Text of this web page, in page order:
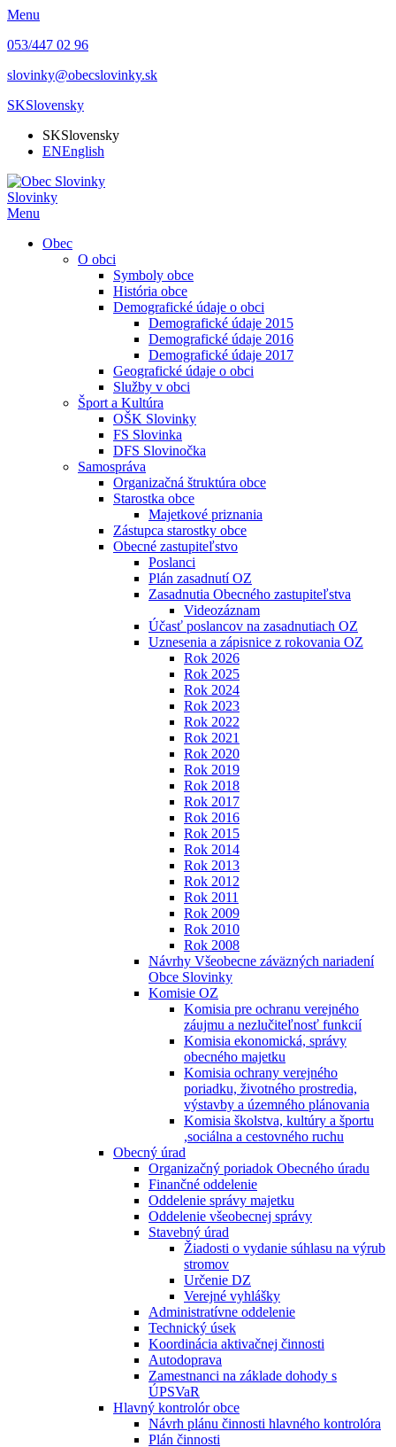
Menu
053/447 02 96
slovinky@obecslovinky.sk
SKSlovensky
SKSlovensky
ENEnglish
Slovinky
Menu
Obec
O obci
Symboly obce
História obce
Demografické údaje o obci
Demografické údaje 2015
Demografické údaje 2016
Demografické údaje 2017
Geografické údaje o obci
Služby v obci
Šport a Kultúra
OŠK Slovinky
FS Slovinka
DFS Slovinočka
Samospráva
Organizačná štruktúra obce
Starostka obce
Majetkové priznania
Zástupca starostky obce
Obecné zastupiteľstvo
Poslanci
Plán zasadnutí OZ
Zasadnutia Obecného zastupiteľstva
Videozáznam
Účasť poslancov na zasadnutiach OZ
Uznesenia a zápisnice z rokovania OZ
Rok 2026
Rok 2025
Rok 2024
Rok 2023
Rok 2022
Rok 2021
Rok 2020
Rok 2019
Rok 2018
Rok 2017
Rok 2016
Rok 2015
Rok 2014
Rok 2013
Rok 2012
Rok 2011
Rok 2009
Rok 2010
Rok 2008
Návrhy Všeobecne záväzných nariadení
Obce Slovinky
Komisie OZ
Komisia pre ochranu verejného
záujmu a nezlučiteľnosť funkcií
Komisia ekonomická, správy
obecného majetku
Komisia ochrany verejného
poriadku, životného prostredia,
výstavby a územného plánovania
Komisia školstva, kultúry a športu
,sociálna a cestovného ruchu
Obecný úrad
Organizačný poriadok Obecného úradu
Finančné oddelenie
Oddelenie správy majetku
Oddelenie všeobecnej správy
Stavebný úrad
Žiadosti o vydanie súhlasu na výrub
stromov
Určenie DZ
Verejné vyhlášky
Administratívne oddelenie
Technický úsek
Koordinácia aktivačnej činnosti
Autodoprava
Zamestnanci na základe dohody s
ÚPSVaR
Hlavný kontrolór obce
Návrh plánu činnosti hlavného kontrolóra
Plán činnosti